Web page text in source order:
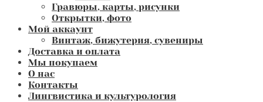
Гравюры, карты, рисунки
Открытки, фото
Мой аккаунт
Винтаж, бижутерия, сувениры
Доставка и оплата
Мы покупаем
О нас
Контакты
Лингвистика и культурология